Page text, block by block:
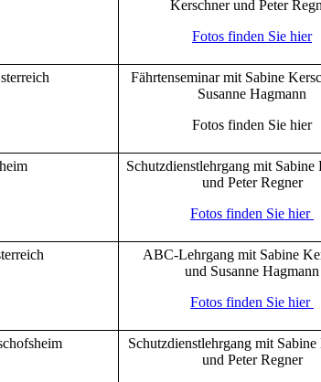
Kerschner und Peter
Fotos finden Sie hier
Fährtenseminar mit Sabine
Susanne Hagmann
Fotos finden Sie hier
Schutzdienstlehrgang mit Sabine
und Peter Regner
Fotos finden Sie hier
ABC-Lehrgang mit Sabine
und Susanne Hagmann
Fotos finden Sie hier
Schutzdienstlehrgang mit
und Peter Regner